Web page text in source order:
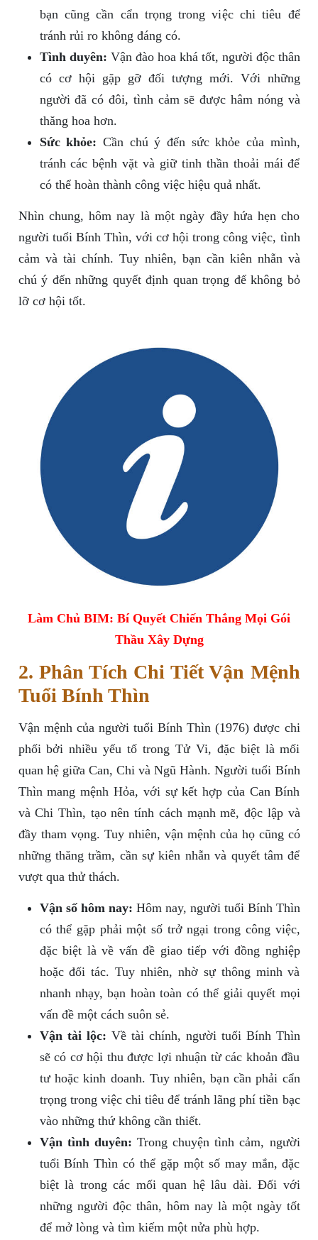
bạn cũng cần cẩn trọng trong việc chi tiêu để
tránh rủi ro không đáng có.
Tình duyên: Vận đào hoa khá tốt, người độc thân
có cơ hội gặp gỡ đối tượng mới. Với những
người đã có đôi, tình cảm sẽ được hâm nóng và
thăng hoa hơn.
Sức khỏe: Cần chú ý đến sức khỏe của mình,
tránh các bệnh vặt và giữ tinh thần thoải mái để
có thể hoàn thành công việc hiệu quả nhất.
Nhìn chung, hôm nay là một ngày đầy hứa hẹn cho
người tuổi Bính Thìn, với cơ hội trong công việc, tình
cảm và tài chính. Tuy nhiên, bạn cần kiên nhẫn và
chú ý đến những quyết định quan trọng để không bỏ
lỡ cơ hội tốt.
Làm Chủ BIM: Bí Quyết Chiến Thắng Mọi Gói
Thầu Xây Dựng
2. Phân Tích Chi Tiết Vận Mệnh
Tuổi Bính Thìn
Vận mệnh của người tuổi Bính Thìn (1976) được chi
phối bởi nhiều yếu tố trong Tử Vi, đặc biệt là mối
quan hệ giữa Can, Chi và Ngũ Hành. Người tuổi Bính
Thìn mang mệnh Hỏa, với sự kết hợp của Can Bính
và Chi Thìn, tạo nên tính cách mạnh mẽ, độc lập và
đầy tham vọng. Tuy nhiên, vận mệnh của họ cũng có
những thăng trầm, cần sự kiên nhẫn và quyết tâm để
vượt qua thử thách.
Vận số hôm nay: Hôm nay, người tuổi Bính Thìn
có thể gặp phải một số trở ngại trong công việc,
đặc biệt là về vấn đề giao tiếp với đồng nghiệp
hoặc đối tác. Tuy nhiên, nhờ sự thông minh và
nhanh nhạy, bạn hoàn toàn có thể giải quyết mọi
vấn đề một cách suôn sẻ.
Vận tài lộc: Về tài chính, người tuổi Bính Thìn
sẽ có cơ hội thu được lợi nhuận từ các khoản đầu
tư hoặc kinh doanh. Tuy nhiên, bạn cần phải cẩn
trọng trong việc chi tiêu để tránh lãng phí tiền bạc
vào những thứ không cần thiết.
Vận tình duyên: Trong chuyện tình cảm, người
tuổi Bính Thìn có thể gặp một số may mắn, đặc
biệt là trong các mối quan hệ lâu dài. Đối với
những người độc thân, hôm nay là một ngày tốt
để mở lòng và tìm kiếm một nửa phù hợp.